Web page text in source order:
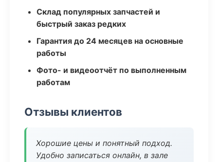
Склад популярных запчастей и
быстрый заказ редких
Гарантия до 24 месяцев на основные
работы
Фото- и видеоотчёт по выполненным
работам
Отзывы клиентов
Хорошие цены и понятный подход.
Удобно записаться онлайн, в зале